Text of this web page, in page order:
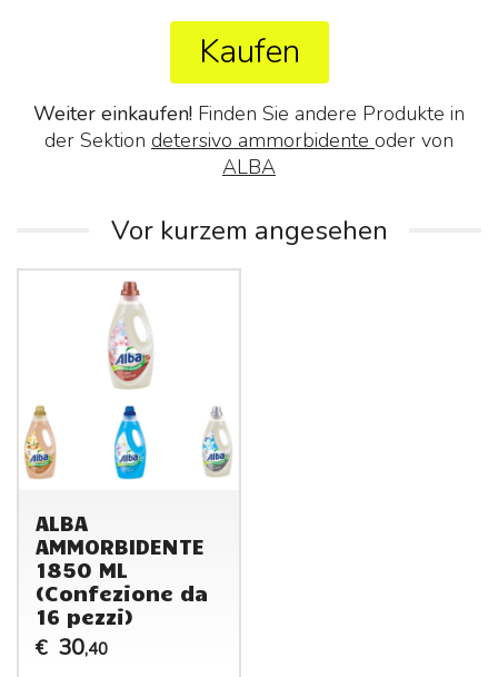
Kaufen
Weiter einkaufen! Finden Sie andere Produkte in
der Sektion detersivo ammorbidente oder von
ALBA
Vor kurzem angesehen
ALBA
AMMORBIDENTE
1850 ML
(Confezione da
16 pezzi)
€ 30,40